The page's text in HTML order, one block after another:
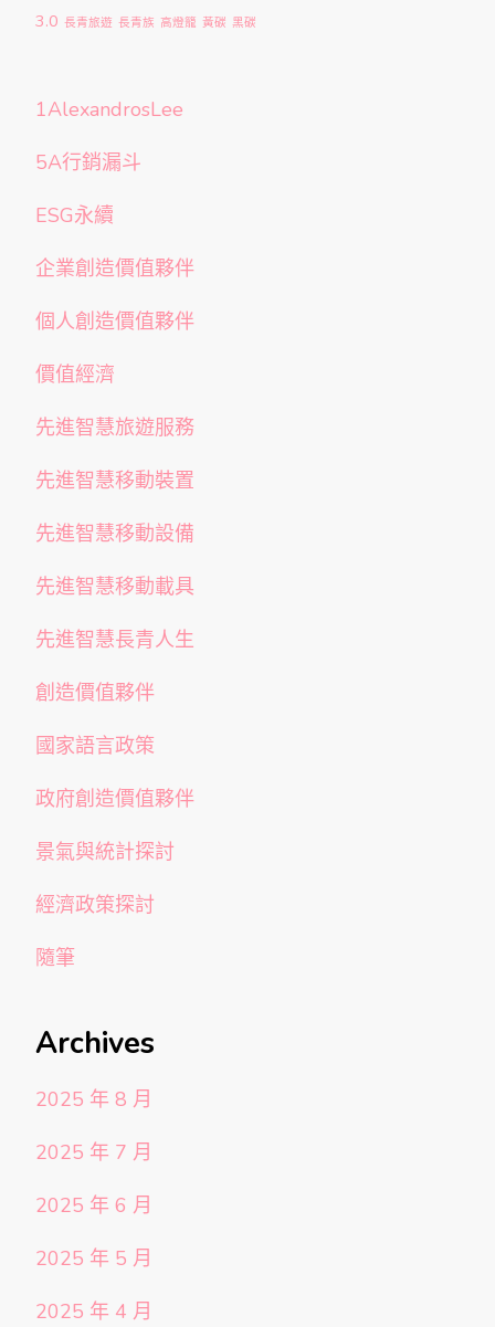
3.0 長青旅遊 長青族 高燈籠 黃碳 黑碳
1AlexandrosLee
5A行銷漏斗
ESG永續
企業創造價值夥伴
個人創造價值夥伴
價值經濟
先進智慧旅遊服務
先進智慧移動裝置
先進智慧移動設備
先進智慧移動載具
先進智慧長青人生
創造價值夥伴
國家語言政策
政府創造價值夥伴
景氣與統計探討
經濟政策探討
隨筆
Archives
2025 年 8 月
2025 年 7 月
2025 年 6 月
2025 年 5 月
2025 年 4 月